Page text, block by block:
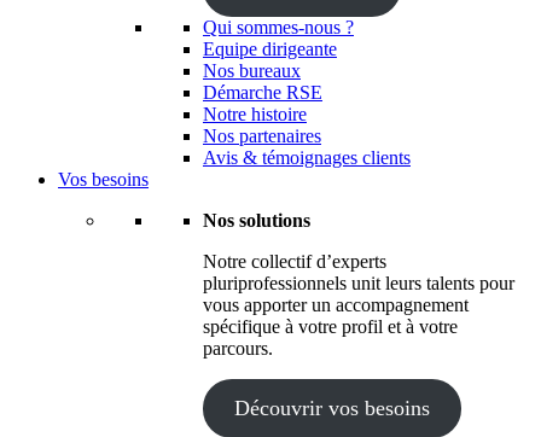
Qui sommes-nous ?
Equipe dirigeante
Nos bureaux
Démarche RSE
Notre histoire
Nos partenaires
Avis & témoignages clients
Vos besoins
Nos solutions
Notre collectif d’experts
pluriprofessionnels unit leurs talents pour
vous apporter un accompagnement
spécifique à votre profil et à votre
parcours.
Découvrir vos besoins